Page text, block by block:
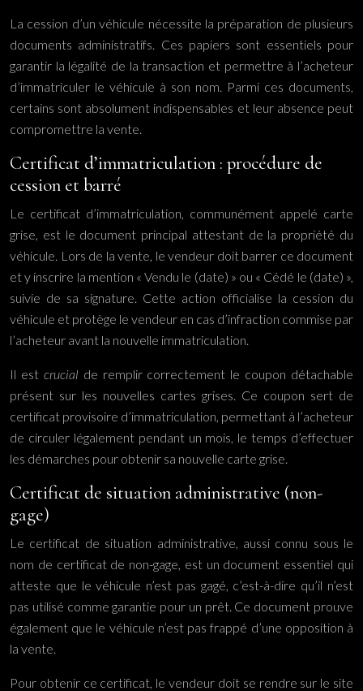
La cession d’un véhicule nécessite la préparation de plusieurs
documents administratifs. Ces papiers sont essentiels pour
garantir la légalité de la transaction et permettre à l’acheteur
d’immatriculer le véhicule à son nom. Parmi ces documents,
certains sont absolument indispensables et leur absence peut
compromettre la vente.
Certificat d’immatriculation : procédure de
cession et barré
Le certificat d’immatriculation, communément appelé carte
grise, est le document principal attestant de la propriété du
véhicule. Lors de la vente, le vendeur doit barrer ce document
et y inscrire la mention « Vendu le (date) » ou « Cédé le (date) »,
suivie de sa signature. Cette action officialise la cession du
véhicule et protège le vendeur en cas d’infraction commise par
l’acheteur avant la nouvelle immatriculation.
Il est crucial de remplir correctement le coupon détachable
présent sur les nouvelles cartes grises. Ce coupon sert de
certificat provisoire d’immatriculation, permettant à l’acheteur
de circuler légalement pendant un mois, le temps d’effectuer
les démarches pour obtenir sa nouvelle carte grise.
Certificat de situation administrative (non-
gage)
Le certificat de situation administrative, aussi connu sous le
nom de certificat de non-gage, est un document essentiel qui
atteste que le véhicule n’est pas gagé, c’est-à-dire qu’il n’est
pas utilisé comme garantie pour un prêt. Ce document prouve
également que le véhicule n’est pas frappé d’une opposition à
la vente.
Pour obtenir ce certificat, le vendeur doit se rendre sur le site